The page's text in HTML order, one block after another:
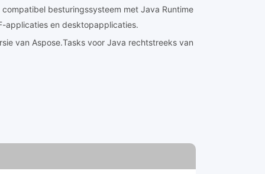
besturingssysteem met Java Runtime
applicaties en desktopapplicaties.
van Aspose.Tasks voor Java rechtstreeks van